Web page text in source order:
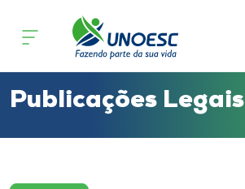
Cursos
Atendimento ao Estudante
Publicações Legais